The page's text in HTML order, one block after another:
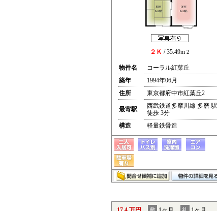
２Ｋ / 35.49m 2
物件名
コーラル紅葉丘
築年
1994年06月
住所
東京都府中市紅葉丘2
最寄駅
西武鉄道多摩川線 多磨 駅
徒歩 3分
構造
軽量鉄骨造